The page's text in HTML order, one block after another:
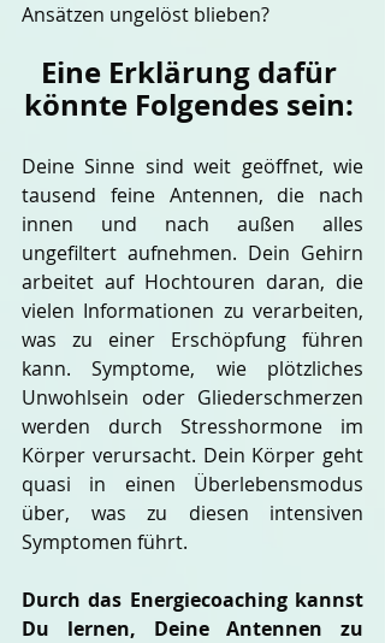
Ansätzen ungelöst blieben?
Eine Erklärung dafür
könnte Folgendes sein:
Deine Sinne sind weit geöffnet, wie
tausend feine Antennen, die nach
innen und nach außen alles
ungefiltert aufnehmen. Dein Gehirn
arbeitet auf Hochtouren daran, die
vielen Informationen zu verarbeiten,
was zu einer Erschöpfung führen
kann. Symptome, wie plötzliches
Unwohlsein oder Gliederschmerzen
werden durch Stresshormone im
Körper verursacht. Dein Körper geht
quasi in einen Überlebensmodus
über, was zu diesen intensiven
Symptomen führt.
Durch das Energiecoaching kannst
Du lernen, Deine Antennen zu